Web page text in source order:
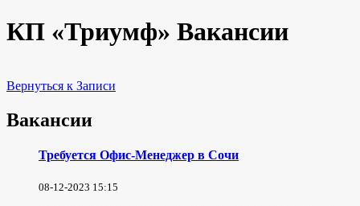
КП «Триумф» Вакансии
Вернуться к Записи
Вакансии
Требуется Офис-Менеджер в Сочи
08-12-2023 15:15